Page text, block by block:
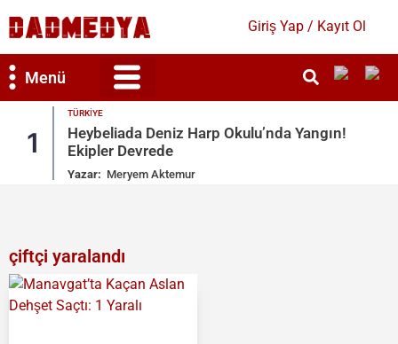
Giriş Yap / Kayıt Ol
Menü
Deniz Harp Okulu’nda Yangın!
Devrede
Meryem Aktemur
2
çiftçi yaralandı